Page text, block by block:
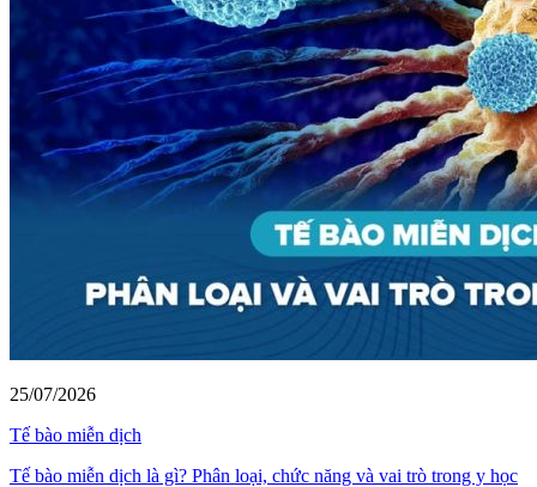
25/07/2026
Tế bào miễn dịch
Tế bào miễn dịch là gì? Phân loại, chức năng và vai trò trong y học